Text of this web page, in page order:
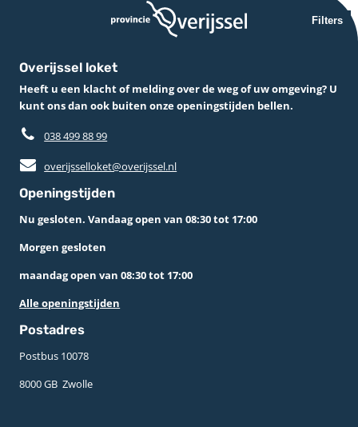
Filters
Overijssel loket
Heeft u een klacht of melding over de weg of uw omgeving? U
kunt ons dan ook buiten onze openingstijden bellen.
038 499 88 99
overijsselloket@overijssel.nl
Openingstijden
Nu gesloten. Vandaag open van 08:30 tot 17:00
Morgen gesloten
maandag open van 08:30 tot 17:00
Alle openingstijden
Postadres
Postbus 10078 ­
8000 GB ­ Zwolle